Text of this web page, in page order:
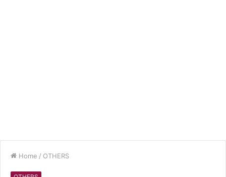
Home / OTHERS